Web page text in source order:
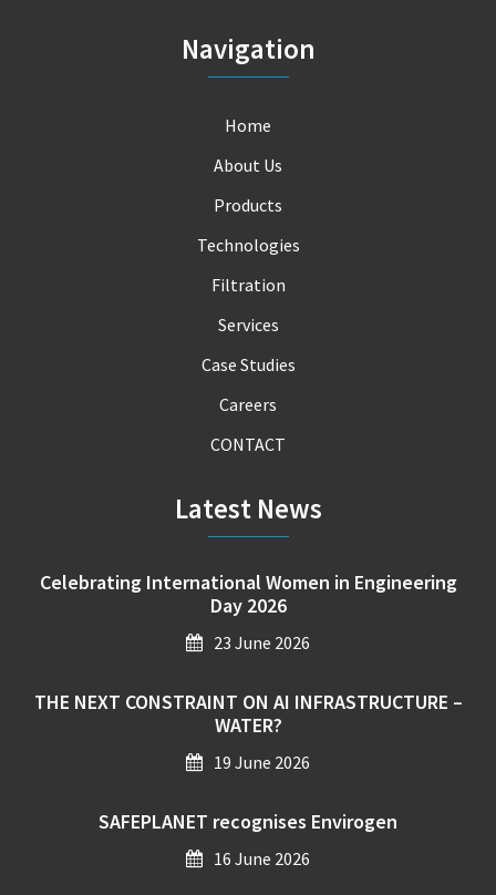
Navigation
Home
About Us
Products
Technologies
Filtration
Services
Case Studies
Careers
CONTACT
Latest News
Celebrating International Women in Engineering
Day 2026
23 June 2026
THE NEXT CONSTRAINT ON AI INFRASTRUCTURE –
WATER?
19 June 2026
SAFEPLANET recognises Envirogen
16 June 2026